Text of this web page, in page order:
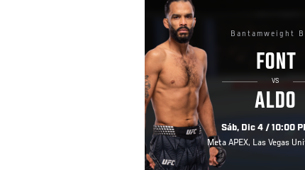
Bantamweight
FONT
VS
ALDO
Sáb, Dic 4 / 10:00
Meta APEX, Las Vegas